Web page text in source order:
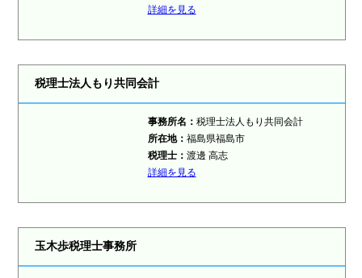
詳細を見る
税理士法人もり共同会計
事務所名： 税理士法人もり共同会計
所在地： 福島県福島市
税理士： 渡邊 高志
詳細を見る
玉木歩税理士事務所